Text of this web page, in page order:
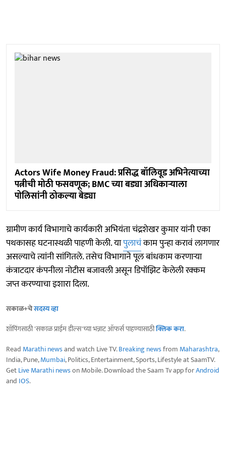
Actors Wife Money Fraud: प्रसिद्ध बॉलिवूड अभिनेत्याच्या
पत्नीची मोठी फसवणूक; BMC च्या बड्या अधिकाऱ्याला
पोलिसांनी ठोकल्या बेड्या
ग्रामीण कार्य विभागाचे कार्यकारी अभियंता चंद्रशेखर कुमार यांनी एका
पथकासह घटनास्थळी पाहणी केली. यापुलाचंकाम पुन्हा करावं लागणार
असल्याचे त्यांनी सांगितले. तसेच विभागाने पूल बांधकाम करणाऱ्या
कंत्राटदार कंपनीला नोटीस बजावली असून डिपॉझिट केलेली रक्कम
जप्त करण्याचा इशारा दिला.
सकाळ+चेसदस्य व्हा
शॉपिंगसाठी 'सकाळ प्राईम डील्स'च्या भन्नाट ऑफर्स पाहण्यासाठीक्लिक करा.
Read Marathi newsand watch Live TV.Breaking newsfrom Maharashtra,
India, Pune,Mumbai, Politics, Entertainment, Sports, Lifestyle at SaamTV.
GetLive Marathi newson Mobile. Download the Saam Tv app forAndroid
and IOS.